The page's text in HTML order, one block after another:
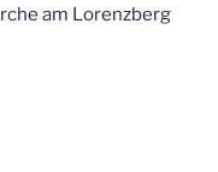
am Lorenzberg